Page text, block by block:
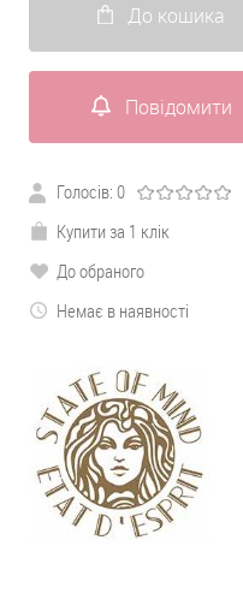
До кошика
Повідомити
Голосів: 0
Купити за 1 клік
До обраного
Немає в наявності